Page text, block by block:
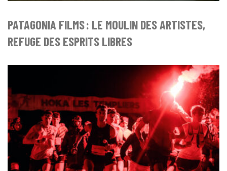
PATAGONIA FILMS : LE MOULIN DES ARTISTES,
REFUGE DES ESPRITS LIBRES